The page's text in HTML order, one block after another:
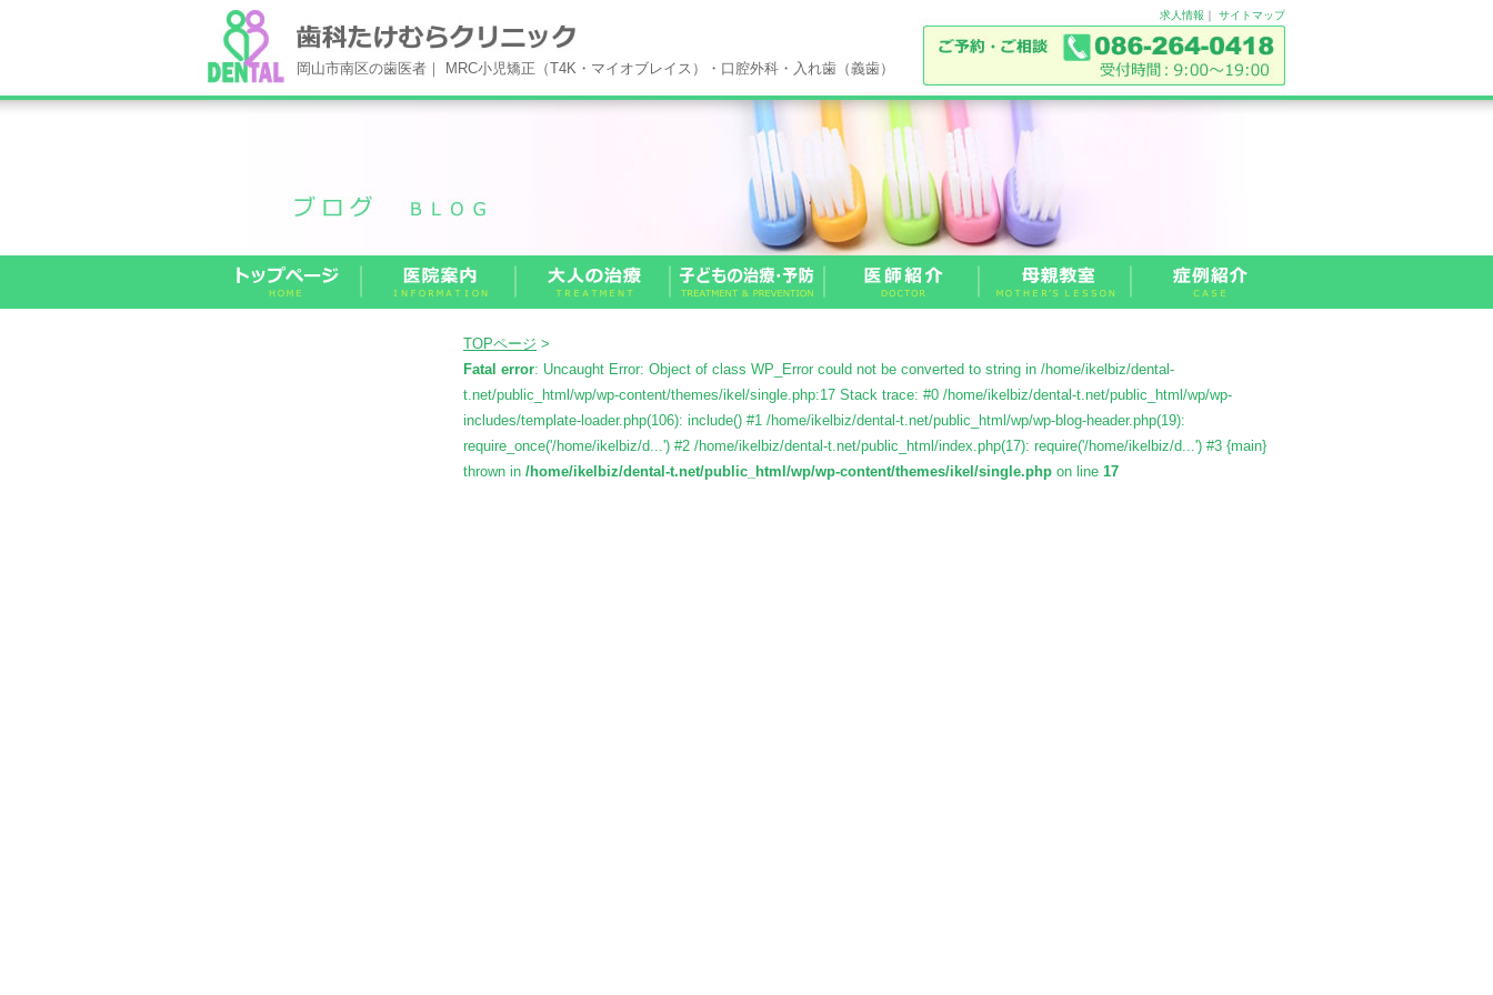
岡山市南区の歯医者｜ MRC小児矯正（T4K・マイオブレイス）・口腔外科・入れ歯（義歯）
求人情報 ｜ サイトマップ
TOPページ >
Fatal error: Uncaught Error: Object of class WP_Error could not be converted to string in /home/ikelbiz/dental-
t.net/public_html/wp/wp-content/themes/ikel/single.php:17 Stack trace: #0 /home/ikelbiz/dental-t.net/public_html/wp/wp-
includes/template-loader.php(106): include() #1 /home/ikelbiz/dental-t.net/public_html/wp/wp-blog-header.php(19):
require_once('/home/ikelbiz/d...') #2 /home/ikelbiz/dental-t.net/public_html/index.php(17): require('/home/ikelbiz/d...') #3 {main}
thrown in /home/ikelbiz/dental-t.net/public_html/wp/wp-content/themes/ikel/single.php on line 17